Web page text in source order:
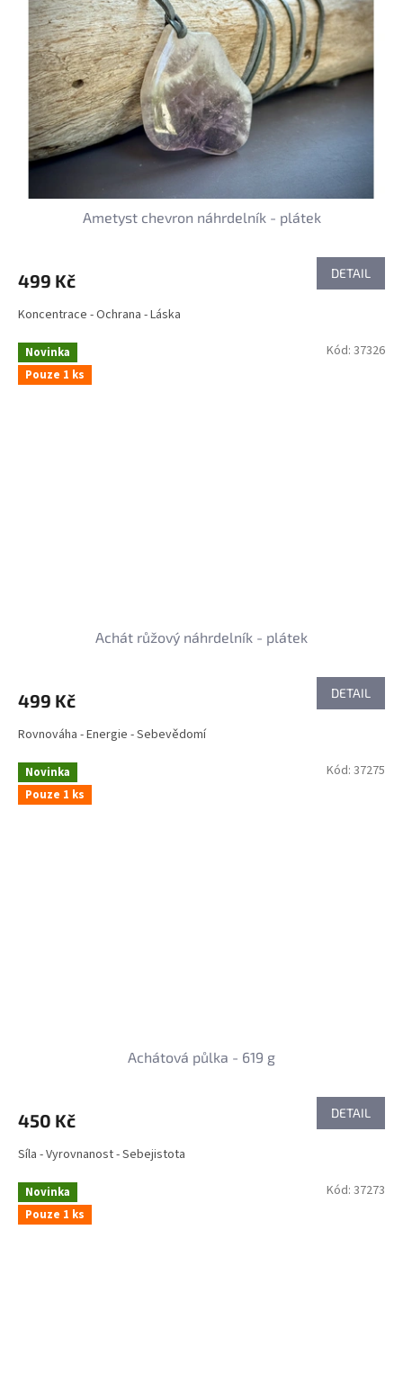
Ametyst chevron náhrdelník - plátek
499 Kč DETAIL
Koncentrace - Ochrana - Láska
Novinka
Pouze 1 ks
Achát růžový náhrdelník - plátek
499 Kč DETAIL
Rovnováha - Energie - Sebevědomí
Kód: 37326
Novinka
Pouze 1 ks
Achátová půlka - 619 g
450 Kč DETAIL
Síla - Vyrovnanost - Sebejistota
Kód: 37275
Novinka
Pouze 1 ks
Kód: 37273